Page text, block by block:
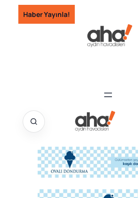
İçeriğe
geç
Haber Yayınla!